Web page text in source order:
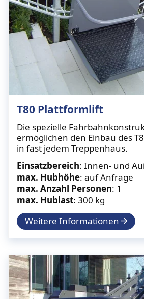
T80 Plattformlift
Die spezielle
ermöglichen den Einbau des
in fast jedem Treppenhaus.
Einsatzbereich: Innen- und
max. Hubhöhe: auf Anfrage
max. Anzahl Personen: 1
max. Hublast: 300 kg
Weitere Informationen